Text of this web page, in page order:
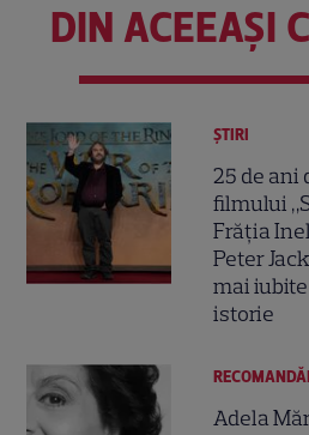
DIN ACEEAȘI
ȘTIRI
25 de ani
filmului
Frăția
Peter
mai
istorie
Adela